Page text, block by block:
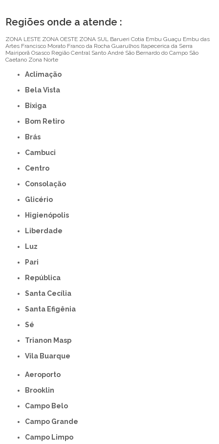
Regiões onde a atende :
ZONA LESTE ZONA OESTE ZONA SUL Barueri Cotia Embu Guaçu Embu das
Artes Francisco Morato Franco da Rocha Guarulhos Itapecerica da Serra
Mairiporã Osasco Região Central Santo André São Bernardo do Campo São
Caetano Zona Norte
Aclimação
Bela Vista
Bixiga
Bom Retiro
Brás
Cambuci
Centro
Consolação
Glicério
Higienópolis
Liberdade
Luz
Pari
República
Santa Cecília
Santa Efigênia
Sé
Trianon Masp
Vila Buarque
Aeroporto
Brooklin
Campo Belo
Campo Grande
Campo Limpo